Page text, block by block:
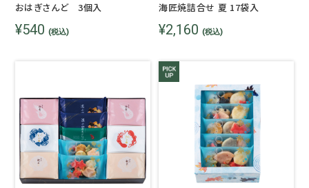
おはぎさんど 3個入
¥540 (税込)
海匠焼詰合せ 夏 17袋入
¥2,160 (税込)